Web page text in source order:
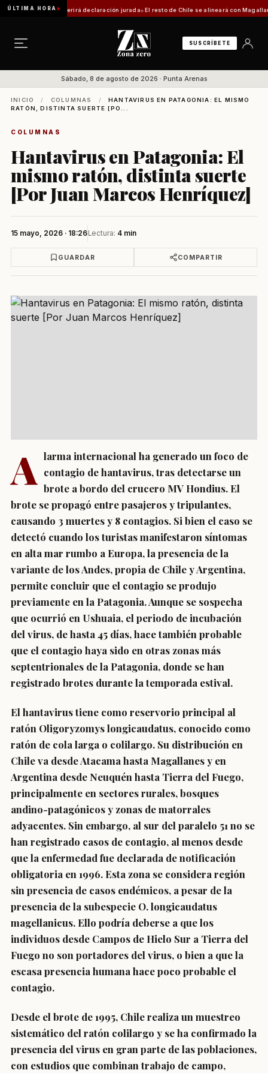
ÚLTIMA HORA
requerirá declaración jurada El resto de Chile se alineará con Magallanes:
SUSCRÍBETE
Sábado, 8 de agosto de 2026 · Punta Arenas
INICIO / COLUMNAS /
HANTAVIRUS EN PATAGONIA: EL MISMO
RATÓN, DISTINTA SUERTE [PO...
COLUMNAS
Hantavirus en Patagonia: El
mismo ratón, distinta suerte
[Por Juan Marcos Henríquez]
15 mayo, 2026 · 18:26Lectura: 4 min
GUARDAR COMPARTIR
A larma internacional ha generado un foco de
contagio de hantavirus, tras detectarse un
brote a bordo del crucero MV Hondius. El
brote se propagó entre pasajeros y tripulantes,
causando 3 muertes y 8 contagios. Si bien el caso se
detectó cuando los turistas manifestaron síntomas
en alta mar rumbo a Europa, la presencia de la
variante de los Andes, propia de Chile y Argentina,
permite concluir que el contagio se produjo
previamente en la Patagonia. Aunque se sospecha
que ocurrió en Ushuaia, el periodo de incubación
del virus, de hasta 45 días, hace también probable
que el contagio haya sido en otras zonas más
septentrionales de la Patagonia, donde se han
registrado brotes durante la temporada estival.
El hantavirus tiene como reservorio principal al
ratón Oligoryzomys longicaudatus, conocido como
ratón de cola larga o colilargo. Su distribución en
Chile va desde Atacama hasta Magallanes y en
Argentina desde Neuquén hasta Tierra del Fuego,
principalmente en sectores rurales, bosques
andino-patagónicos y zonas de matorrales
adyacentes. Sin embargo, al sur del paralelo 51 no se
han registrado casos de contagio, al menos desde
que la enfermedad fue declarada de notificación
obligatoria en 1996. Esta zona se considera región
sin presencia de casos endémicos, a pesar de la
presencia de la subespecie O. longicaudatus
magellanicus. Ello podría deberse a que los
individuos desde Campos de Hielo Sur a Tierra del
Fuego no son portadores del virus, o bien a que la
escasa presencia humana hace poco probable el
contagio.
Desde el brote de 1995, Chile realiza un muestreo
sistemático del ratón colilargo y se ha confirmado la
presencia del virus en gran parte de las poblaciones,
con estudios que combinan trabajo de campo,